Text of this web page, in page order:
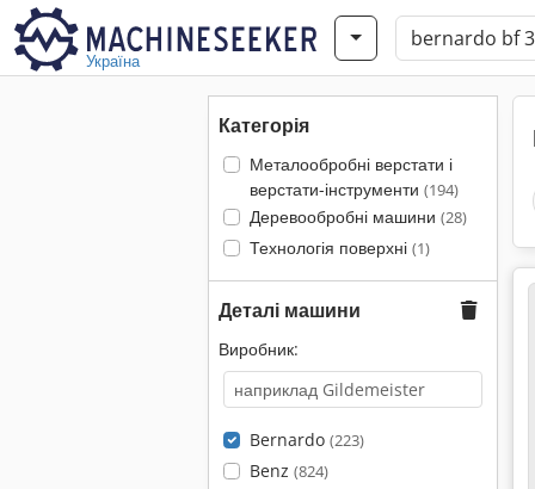
Україна
Категорія
Металообробні верстати і
верстати-інструменти (194)
Деревообробні машини (28)
Технологія поверхні (1)
Деталі машини
Виробник:
Bernardo (223)
Benz (824)